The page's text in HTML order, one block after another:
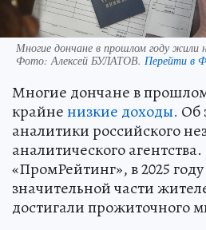
Многие дончане в прошлом году жили
Фото: Алексей БУЛАТОВ. Перейти в
Многие дончане в
крайненизкие доходы. Об
аналитики российского
аналитического
«ПромРейтинг», в 2025
значительной части
достигали прожиточного